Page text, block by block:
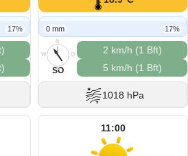
17% 0 mm 17%
N
O
S
W
SO
2 km/h (1 Bft)
5 km/h (1 Bft)
1018 hPa
11:00